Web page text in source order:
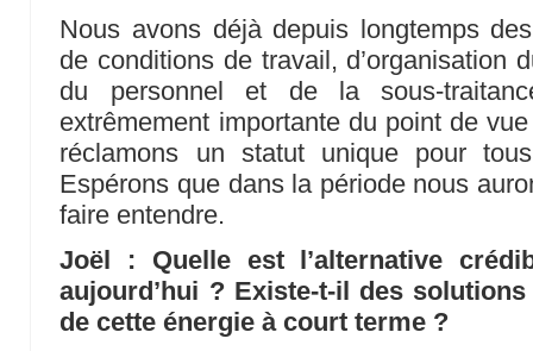
Nous avons déjà depuis longtemps
de conditions de travail, d’organisation
du personnel et de la sous-
extrêmement importante du point de
réclamons un statut unique pour
Espérons que dans la période nous
faire entendre.
Joël : Quelle est l’alternative
aujourd’hui ? Existe-t-il des
de cette énergie à court terme ?